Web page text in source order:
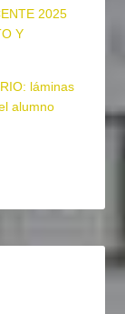
2025
Y
láminas
alumno